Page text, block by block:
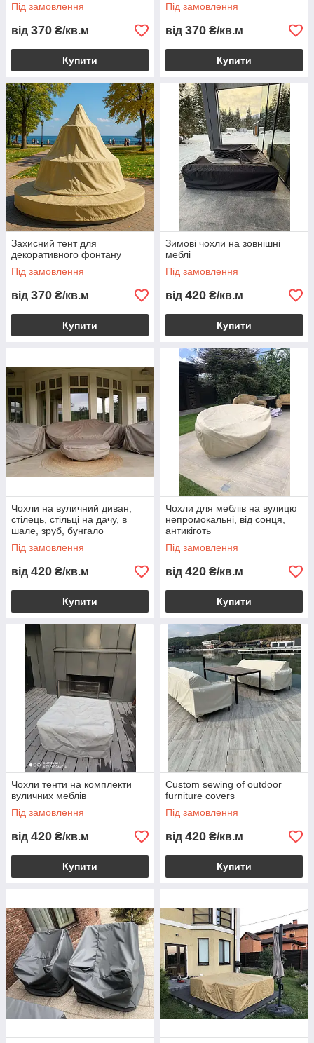
Під замовлення
від 370 ₴/кв.м
Купити
Під замовлення
від 370 ₴/кв.м
Купити
Захисний тент для
декоративного фонтану
Під замовлення
від 370 ₴/кв.м
Купити
Зимові чохли на зовнішні
меблі
Під замовлення
від 420 ₴/кв.м
Купити
Чохли на вуличний диван,
стілець, стільці на дачу, в
шале, зруб, бунгало
Під замовлення
від 420 ₴/кв.м
Купити
Чохли для меблів на вулицю
непромокальні, від сонця,
антикіготь
Під замовлення
від 420 ₴/кв.м
Купити
Чохли тенти на комплекти
вуличних меблів
Під замовлення
від 420 ₴/кв.м
Купити
Custom sewing of outdoor
furniture covers
Під замовлення
від 420 ₴/кв.м
Купити